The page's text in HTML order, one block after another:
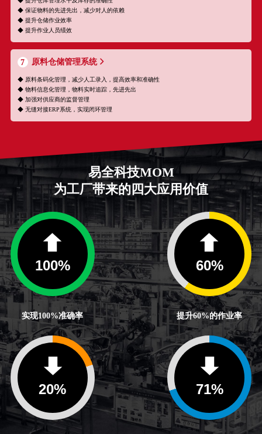
◆ 保证物料的先进先出，减少对人的依赖
◆ 提升仓储作业效率
◆ 提升作业人员绩效
7 原料仓储管理系统
◆ 原料条码化管理，减少人工录入，提高效率和准确性
◆ 物料信息化管理，物料实时追踪，先进先出
◆ 加强对供应商的监督管理
◆ 无缝对接ERP系统，实现闭环管理
易全科技MOM
为工厂带来的四大应用价值
100%
实现100%准确率
60%
提升60%的作业率
20% 71%